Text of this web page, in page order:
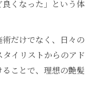
くなった」という体
だけでなく、日々の
イリストからのアド
ことで、理想の艶髪